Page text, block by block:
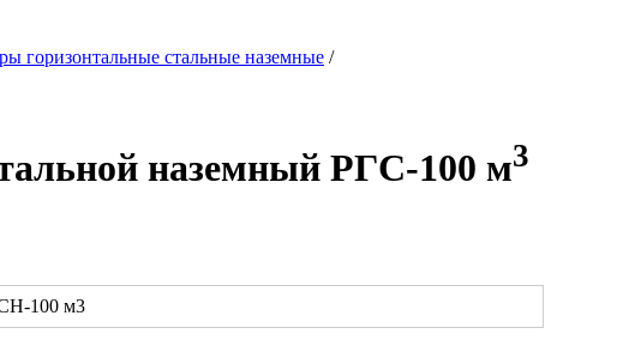
горизонтальные стальные наземные /
наземный РГС-100 м3